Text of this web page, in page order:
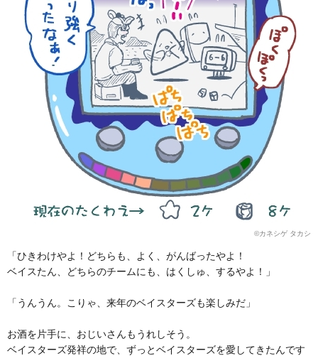
©カネシゲ タカシ
「ひきわけやよ！どちらも、よく、がんばったやよ！
ベイスたん、どちらのチームにも、はくしゅ、するやよ！」
「うんうん。こりゃ、来年のベイスターズも楽しみだ」
お酒を片手に、おじいさんもうれしそう。
ベイスターズ発祥の地で、ずっとベイスターズを愛してきたんです